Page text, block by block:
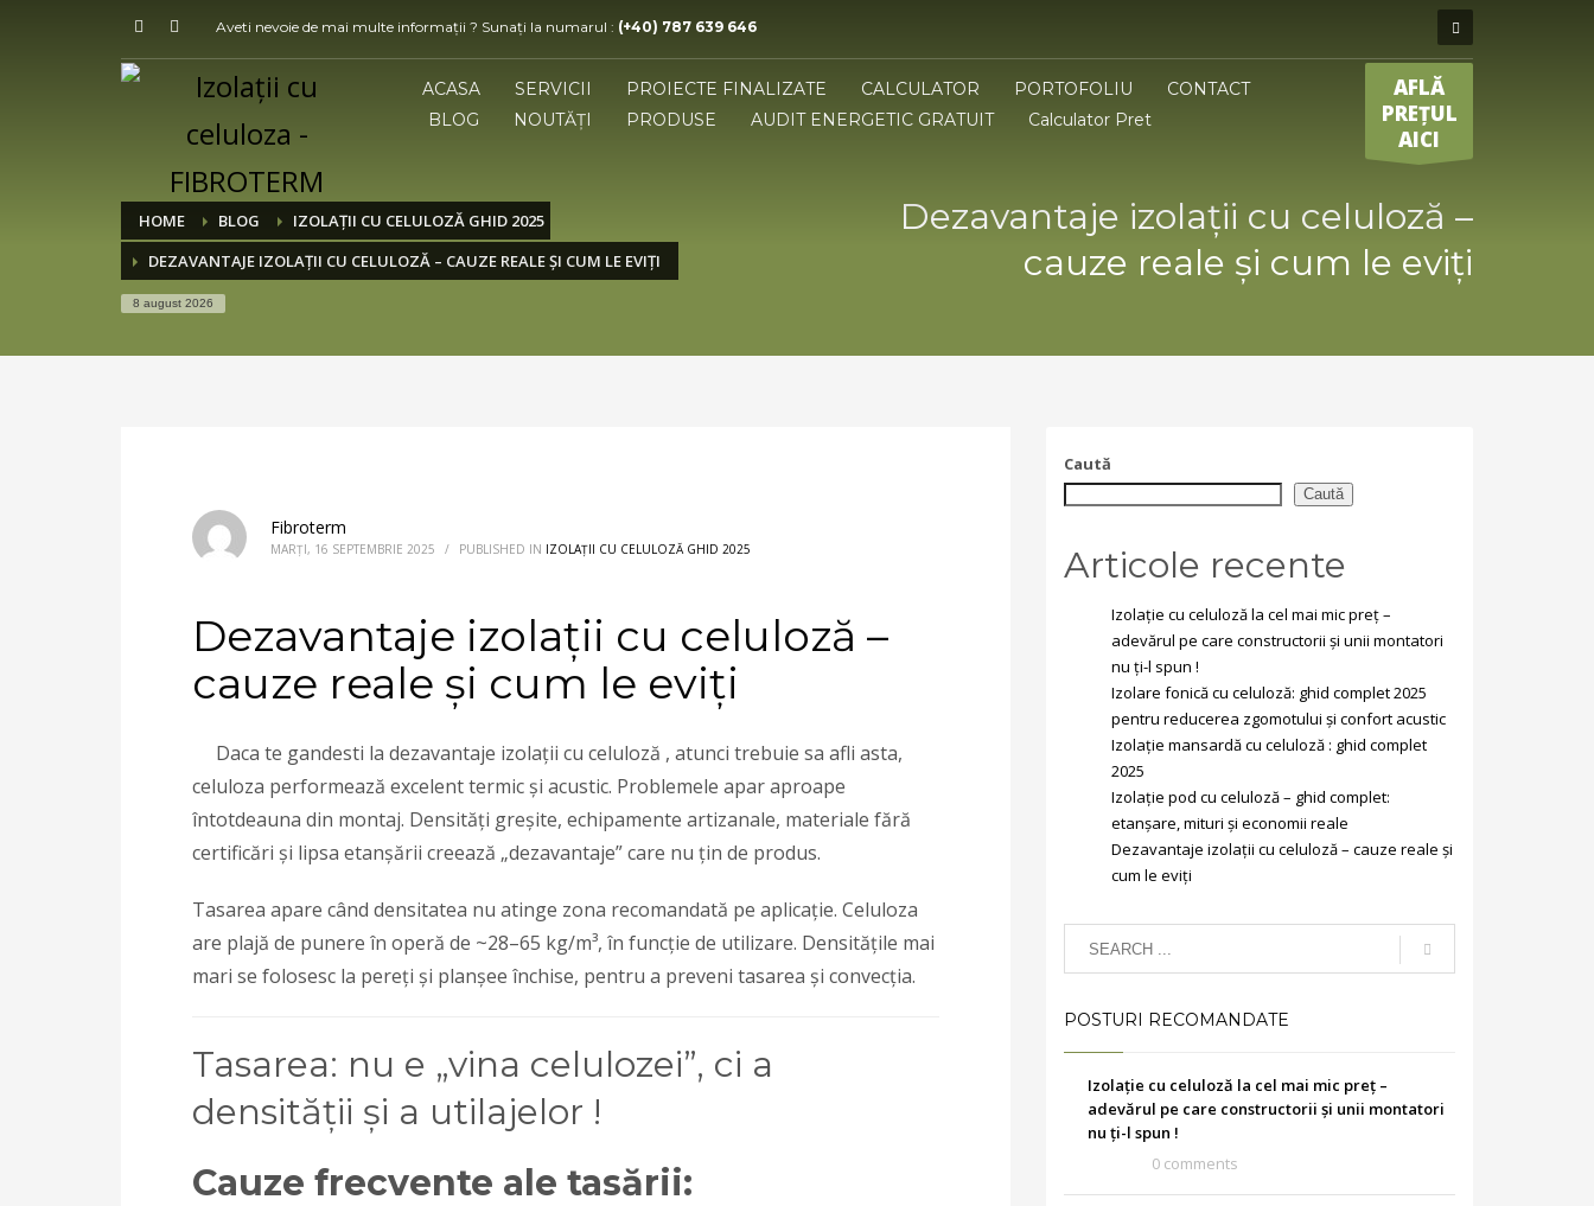
Aveti nevoie de mai multe informații ? Sunați la numarul : (+40) 787 639 646
ACASA SERVICII PROIECTE FINALIZATE CALCULATOR PORTOFOLIU
CONTACT
BLOG
NOUTĂȚI PRODUSE AUDIT ENERGETIC GRATUIT Calculator Pret
AFLĂ
PREȚUL
AICI
HOME BLOG
IZOLAȚII CU CELULOZĂ GHID 2025
DEZAVANTAJE IZOLAȚII CU CELULOZĂ – CAUZE REALE ȘI CUM LE EVIȚI
8 august 2026
Dezavantaje izolații cu celuloză –
cauze reale și cum le eviți
Fibroterm
MARȚI, 16 SEPTEMBRIE 2025 / PUBLISHED IN IZOLAȚII CU CELULOZĂ GHID 2025
Dezavantaje izolații cu celuloză –
cauze reale și cum le eviți
Daca te gandesti la dezavantaje izolații cu celuloză , atunci trebuie sa afli asta,
celuloza performează excelent termic și acustic. Problemele apar aproape
întotdeauna din montaj. Densități greșite, echipamente artizanale, materiale fără
certificări și lipsa etanșării creează „dezavantaje” care nu țin de produs.
Tasarea apare când densitatea nu atinge zona recomandată pe aplicație. Celuloza
are plajă de punere în operă de ~28–65 kg/m³, în funcție de utilizare. Densitățile mai
mari se folosesc la pereți și planșee închise, pentru a preveni tasarea și convecția.
Tasarea: nu e „vina celulozei”, ci a
densității și a utilajelor !
Cauze frecvente ale tasării:
Caută
Caută
Articole recente
Izolație cu celuloză la cel mai mic preț –
adevărul pe care constructorii și unii montatori
nu ți-l spun !
Izolare fonică cu celuloză: ghid complet 2025
pentru reducerea zgomotului și confort acustic
Izolație mansardă cu celuloză : ghid complet
2025
Izolație pod cu celuloză – ghid complet:
etanșare, mituri și economii reale
Dezavantaje izolații cu celuloză – cauze reale și
cum le eviți
POSTURI RECOMANDATE
Izolație cu celuloză la cel mai mic preț –
adevărul pe care constructorii și unii montatori
nu ți-l spun !
0 comments